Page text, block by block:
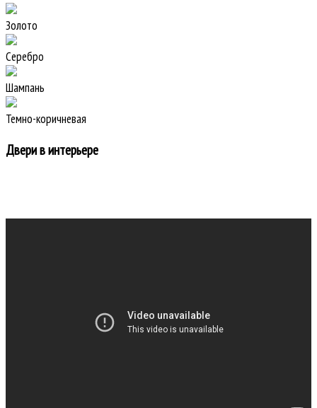
Золото
Серебро
Шампань
Темно-коричневая
Двери в интерьере